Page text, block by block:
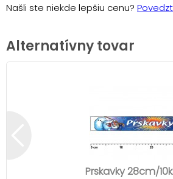
Našli ste niekde lepšiu cenu?
Alternatívny tovar
Prskavky 28cm/